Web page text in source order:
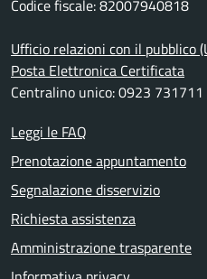
Codice fiscale: 82007940818
Ufficio relazioni con il pubblico
Posta Elettronica Certificata
Centralino unico: 0923 731711
Leggi le FAQ
Prenotazione appuntamento
Segnalazione disservizio
Richiesta assistenza
Amministrazione trasparente